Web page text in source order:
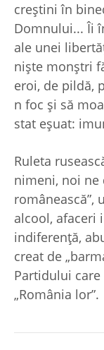
creştini în
Domnului... Îi
ale unei
nişte monştri
eroi, de pildă,
n foc şi să
stat eşuat:
Ruleta
nimeni, noi ne
românească”,
alcool, afaceri
indiferenţă,
creat de
Partidului
„România lor”.